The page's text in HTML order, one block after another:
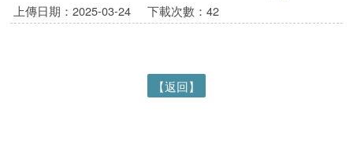
上傳日期：2025-03-24
下載次數：42
【返回】